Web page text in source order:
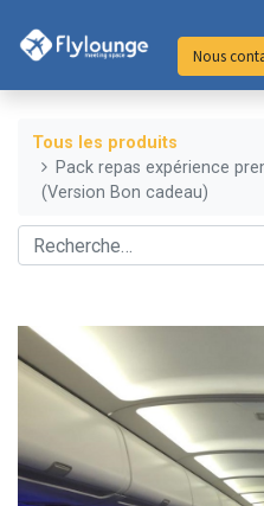
Nous
Tous les produits
Pack repas expérience
(Version Bon cadeau)